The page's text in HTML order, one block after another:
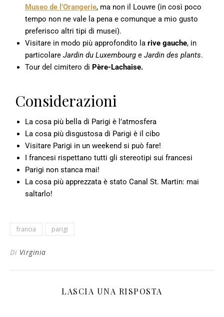
Museo de l’Orangerie, ma non il Louvre (in così poco
tempo non ne vale la pena e comunque a mio gusto
preferisco altri tipi di musei).
Visitare in modo più approfondito la rive gauche, in
particolare Jardin du Luxembourg e Jardin des plants.
Tour del cimitero di Père-Lachaise.
Considerazioni
La cosa più bella di Parigi è l’atmosfera
La cosa più disgustosa di Parigi è il cibo
Visitare Parigi in un weekend si può fare!
I francesi rispettano tutti gli stereotipi sui francesi
Parigi non stanca mai!
La cosa più apprezzata è stato Canal St. Martin: mai
saltarlo!
francia parigi
Di Virginia
LASCIA UNA RISPOSTA